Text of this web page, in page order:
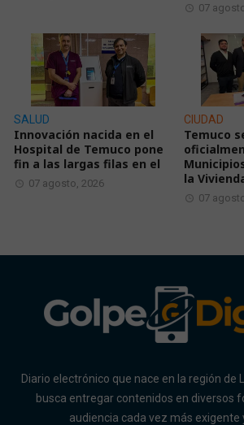
07
SALUD
Innovación nacida en el
Hospital de Temuco pone
fin a las largas filas en el
07 agosto, 2026
CIUDAD
Temuco
la
07
Diario electrónico que nace en la región de
busca entregar contenidos en diversos
audiencia cada vez más exigente